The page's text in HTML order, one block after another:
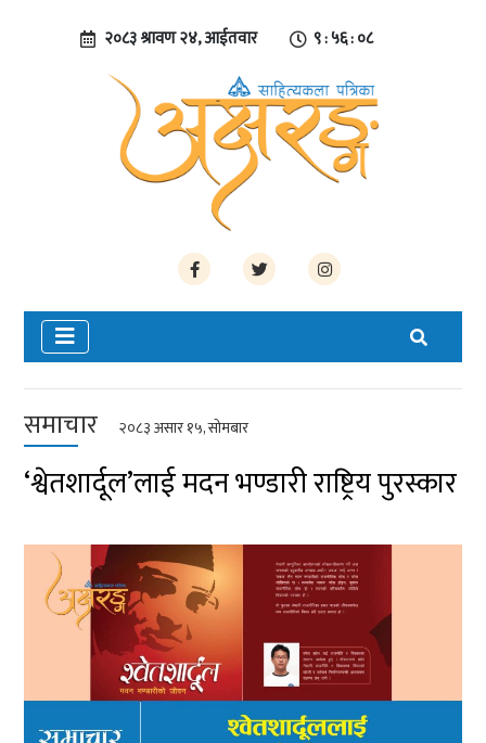
२०८३ श्रावण २४, आईतवार ९ : ५६ : ०९
समाचार २०८३ असार १५, सोमबार
‘श्वेतशार्दूल’लाई मदन भण्डारी राष्ट्रिय पुरस्कार